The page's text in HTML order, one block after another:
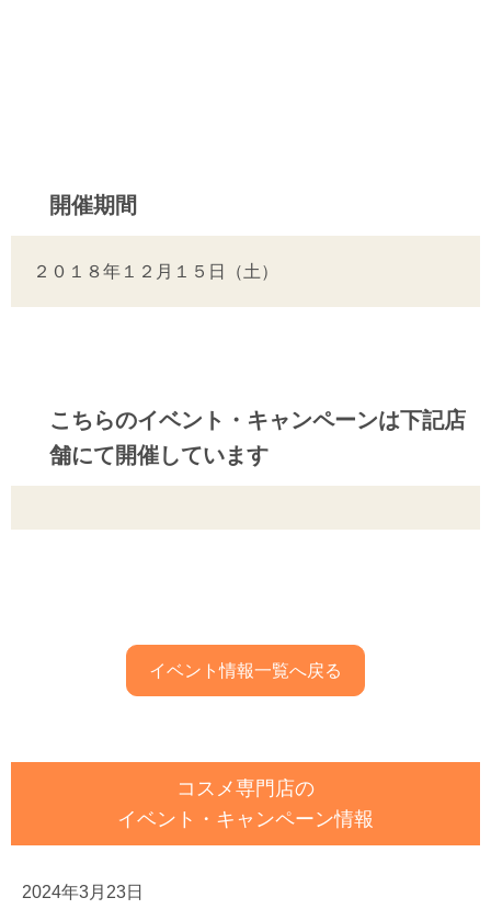
開催期間
２０１８年１２月１５日（土）
こちらのイベント・キャンペーンは下記店
舗にて開催しています
イベント情報一覧へ戻る
コスメ専門店の
イベント・キャンペーン情報
2024年3月23日